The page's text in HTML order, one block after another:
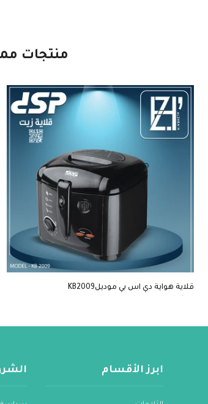
منتجات
قلاية هواية دي اس بي موديلKB2009
ابرز الأقسام